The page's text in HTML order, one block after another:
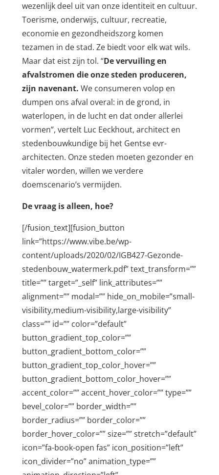
wezenlijk deel uit van onze identiteit en cultuur.
Toerisme, onderwijs, cultuur, recreatie,
economie en gezondheidszorg komen
tezamen in de stad. Ze biedt voor elk wat wils.
Maar dat eist zijn tol. “De vervuiling en
afvalstromen die onze steden produceren,
zijn navenant. We consumeren volop en
dumpen ons afval overal: in de grond, in
waterlopen, in de lucht en dat onder allerlei
vormen”, vertelt Luc Eeckhout, architect en
stedenbouwkundige bij het Gentse evr-
architecten. Onze steden moeten gezonder en
vitaler worden, willen we verdere
doemscenario’s vermijden.
De vraag is alleen, hoe?
[/fusion_text][fusion_button
link=”https://www.vibe.be/wp-
content/uploads/2020/02/IGB427-Gezonde-
stedenbouw_watermerk.pdf” text_transform=””
title=”” target=”_self” link_attributes=””
alignment=”” modal=”” hide_on_mobile=”small-
visibility,medium-visibility,large-visibility”
class=”” id=”” color=”default”
button_gradient_top_color=””
button_gradient_bottom_color=””
button_gradient_top_color_hover=””
button_gradient_bottom_color_hover=””
accent_color=”” accent_hover_color=”” type=””
bevel_color=”” border_width=””
border_radius=”” border_color=””
border_hover_color=”” size=”” stretch=”default”
icon=”fa-book-open fas” icon_position=”left”
icon_divider=”no” animation_type=””